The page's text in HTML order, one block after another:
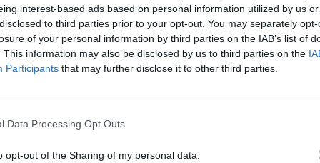
interest-based ads based on personal information utilized by us
to third parties prior to your opt-out. You may separately
of your personal information by third parties on the IAB’s list of
This information may also be disclosed by us to third parties on the
Participants that may further disclose it to other third parties.
Data Processing Opt Outs
opt-out of the Sharing of my personal data.
espugna Piacenza e si porta
18, Andringa 12, Galassi 1, Bergmann (L), Leon 0, Pace (L),
22, Semeniuk 10, Russo 14, Gaggini (L), Dzavoronok 1,